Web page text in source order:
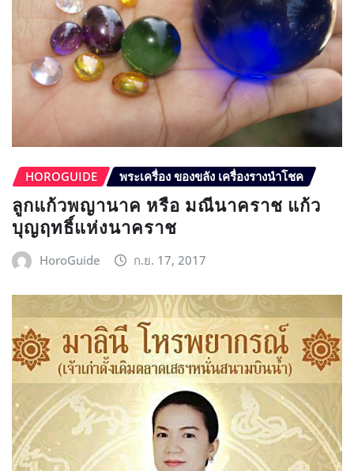
HOROGUIDE พระเครื่อง ของขลัง เครื่องรางนำโชค
ลูกแก้วพญานาค หรือ มณีนาคราช แก้ว
บุญฤทธิ์แห่งนาคราช
HoroGuide ก.ย. 17, 2017